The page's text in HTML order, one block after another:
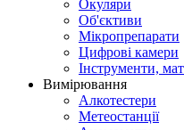
Окуляри
Об'єктиви
Мікропрепарати
Цифрові камери
Інструменти,
Вимірювання
Алкотестери
Метеостанції